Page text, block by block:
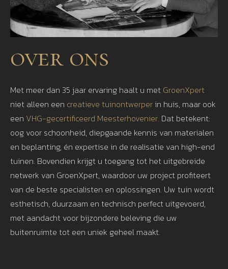
over ons
Met meer dan 35 jaar ervaring haalt u met GroenXpert
niet alleen een creatieve tuinontwerper in huis, maar ook
een VHG-gecertificeerd Meesterhovenier. Dat betekent:
oog voor schoonheid, diepgaande kennis van materialen
en beplanting, én expertise in de realisatie van high-end
tuinen. Bovendien krijgt u toegang tot het uitgebreide
netwerk van GroenXpert, waardoor uw project profiteert
van de beste specialisten en oplossingen. Uw tuin wordt
esthetisch, duurzaam en technisch perfect uitgevoerd,
met aandacht voor bijzondere beleving die uw
buitenruimte tot een uniek geheel maakt.